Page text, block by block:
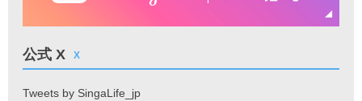
公式 X X
Tweets by SingaLife_jp